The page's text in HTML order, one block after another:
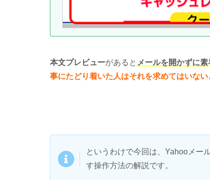
本文プレビューがあると メールを開かずに
事にたどり着いた人はそれを求めてはいない
というわけで今回は、Yahooメー
す操作方法の解説です。